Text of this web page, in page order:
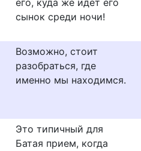
его, куда же идет его
сынок среди ночи!
Возможно, стоит
разобраться, где
именно мы находимся.
Это типичный для
Батая прием, когда